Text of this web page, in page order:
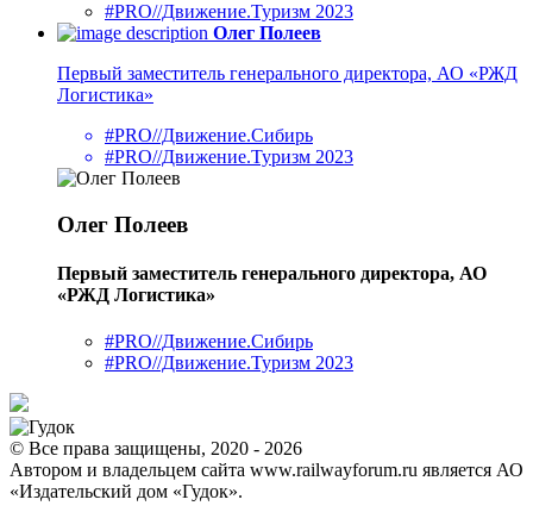
#PRO//Движение.Туризм 2023
Олег Полеев
Первый заместитель генерального директора, АО «РЖД
Логистика»
#PRO//Движение.Сибирь
#PRO//Движение.Туризм 2023
Олег Полеев
Первый заместитель генерального директора, АО
«РЖД Логистика»
#PRO//Движение.Сибирь
#PRO//Движение.Туризм 2023
© Все права защищены, 2020 - 2026
Автором и владельцем сайта www.railwayforum.ru является АО
«Издательский дом «Гудок».